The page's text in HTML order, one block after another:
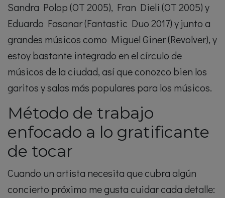
Sandra Polop (OT 2005), Fran Dieli (OT 2005) y
Eduardo Fasanar (Fantastic Duo 2017) y junto a
grandes músicos como Miguel Giner (Revolver), y
estoy bastante integrado en el círculo de
músicos de la ciudad, así que conozco bien los
garitos y salas más populares para los músicos.
Método de trabajo
enfocado a lo gratificante
de tocar
Cuando un artista necesita que cubra algún
concierto próximo me gusta cuidar cada detalle: